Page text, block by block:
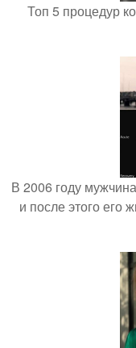
Топ 5 процедур
В 2006 году
и после этого его